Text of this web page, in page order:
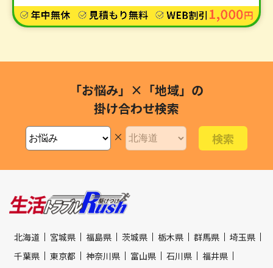
「お悩み」×「地域」の
掛け合わせ検索
×
北海道 宮城県 福島県 茨城県 栃木県 群馬県
埼玉県
千葉県
東京都 神奈川県 富山県 石川県 福井県